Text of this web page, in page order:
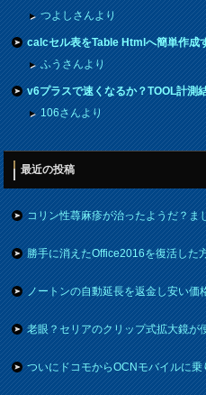
つよしさんより
calcセル表をTable Htmlへ簡単作成
ふうさんより
v6プラスで速くなるか？TOOL計測
106さんより
最近の投稿
コリン性蕁麻疹が治ったようだ？ま
勝手に消えたOffice2016を復活した
ノートンの自動延長を返金し安い価
老眼？セリアのクリップ式拡大鏡が
ついにドコモからOCNモバイルに